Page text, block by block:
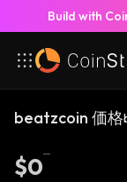
Build with
beatzcoin 価格
$0